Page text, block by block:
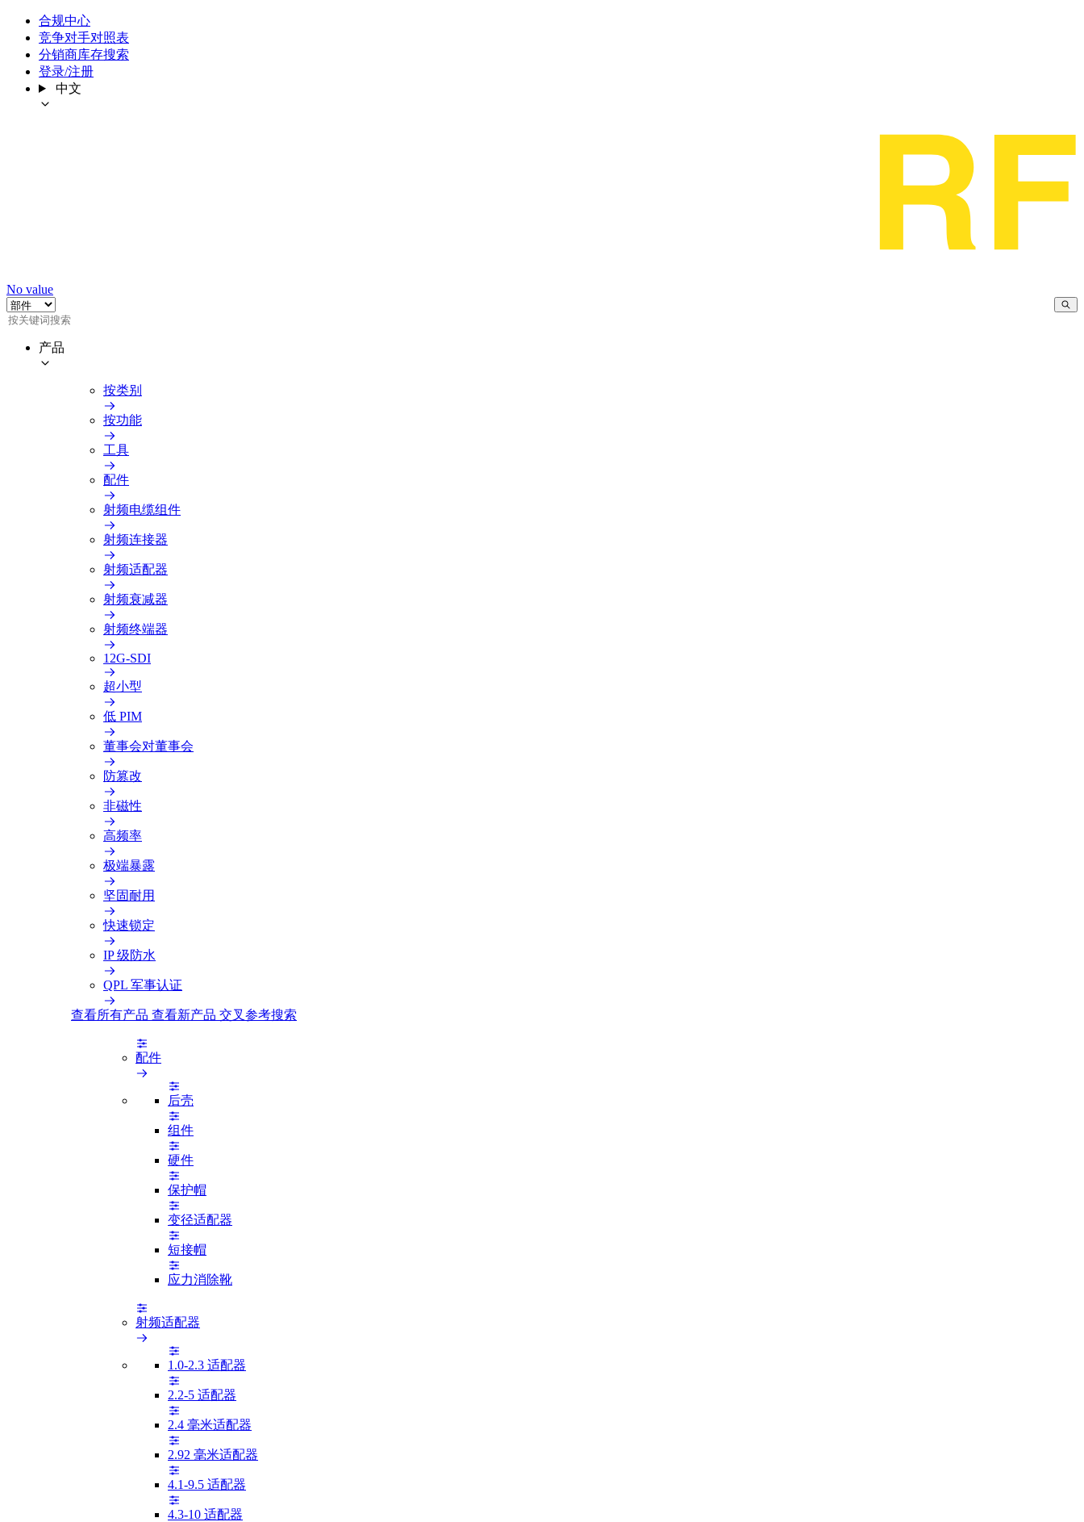
合规中心
竞争对手对照表
分销商库存搜索
登录/注册
中文
No value
产品
按类别
按功能
工具
配件
射频电缆组件
射频连接器
射频适配器
射频衰减器
射频终端器
12G-SDI
超小型
低 PIM
董事会对董事会
防篡改
非磁性
高频率
极端暴露
坚固耐用
快速锁定
IP 级防水
QPL 军事认证
查看所有产品 查看新产品 交叉参考搜索
配件
后壳
组件
硬件
保护帽
变径适配器
短接帽
应力消除靴
射频适配器
1.0-2.3 适配器
2.2-5 适配器
2.4 毫米适配器
2.92 毫米适配器
4.1-9.5 适配器
4.3-10 适配器